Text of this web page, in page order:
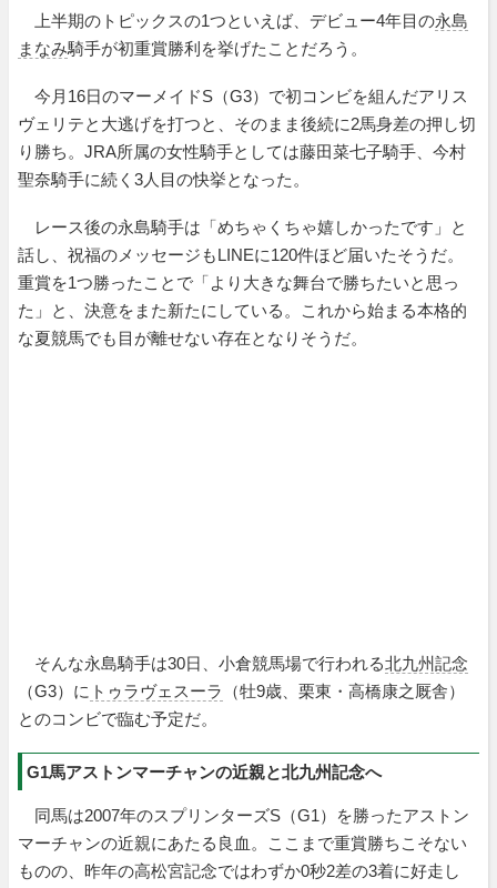
上半期のトピックスの1つといえば、デビュー4年目の永島
まなみ騎手が初重賞勝利を挙げたことだろう。
今月16日のマーメイドS（G3）で初コンビを組んだアリス
ヴェリテと大逃げを打つと、そのまま後続に2馬身差の押し切
り勝ち。JRA所属の女性騎手としては藤田菜七子騎手、今村
聖奈騎手に続く3人目の快挙となった。
レース後の永島騎手は「めちゃくちゃ嬉しかったです」と
話し、祝福のメッセージもLINEに120件ほど届いたそうだ。
重賞を1つ勝ったことで「より大きな舞台で勝ちたいと思っ
た」と、決意をまた新たにしている。これから始まる本格的
な夏競馬でも目が離せない存在となりそうだ。
そんな永島騎手は30日、小倉競馬場で行われる北九州記念
（G3）に トゥラヴェスーラ
（牡9歳、栗東・高橋康之厩舎）
とのコンビで臨む予定だ。
G1馬アストンマーチャンの近親と北九州記念へ
同馬は2007年のスプリンターズS（G1）を勝ったアストン
マーチャンの近親にあたる良血。ここまで重賞勝ちこそない
ものの、昨年の高松宮記念ではわずか0秒2差の3着に好走し